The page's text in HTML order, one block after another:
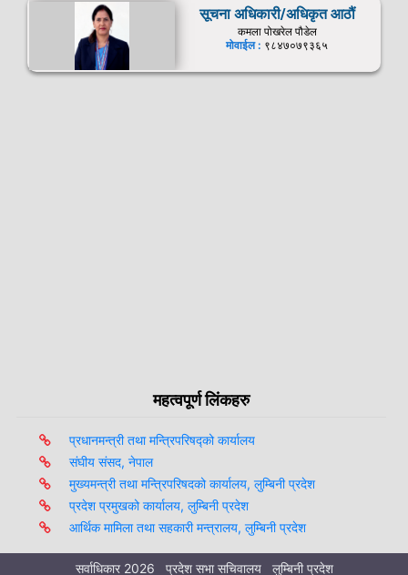
सूचना अधिकारी/अधिकृत आठौं
कमला पोखरेल पौडेल
मोवाईल : ९८४७०७९३६५
महत्वपूर्ण लिंकहरु
प्रधानमन्त्री तथा मन्त्रिपरिषद्को कार्यालय
संघीय संसद, नेपाल
मुख्यमन्त्री तथा मन्त्रिपरिषदको कार्यालय, लुम्बिनी प्रदेश
प्रदेश प्रमुखको कार्यालय, लुम्बिनी प्रदेश
आर्थिक मामिला तथा सहकारी मन्त्रालय, लुम्बिनी प्रदेश
सर्वाधिकार 2026 प्रदेश सभा सचिवालय लुम्बिनी प्रदेश